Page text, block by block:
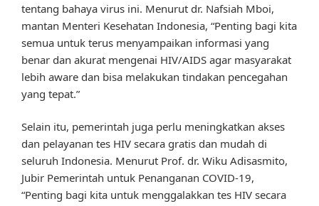
tentang bahaya virus ini. Menurut dr. Nafsiah Mboi,
mantan Menteri Kesehatan Indonesia, “Penting bagi kita
semua untuk terus menyampaikan informasi yang
benar dan akurat mengenai HIV/AIDS agar masyarakat
lebih aware dan bisa melakukan tindakan pencegahan
yang tepat.”
Selain itu, pemerintah juga perlu meningkatkan akses
dan pelayanan tes HIV secara gratis dan mudah di
seluruh Indonesia. Menurut Prof. dr. Wiku Adisasmito,
Jubir Pemerintah untuk Penanganan COVID-19,
“Penting bagi kita untuk menggalakkan tes HIV secara